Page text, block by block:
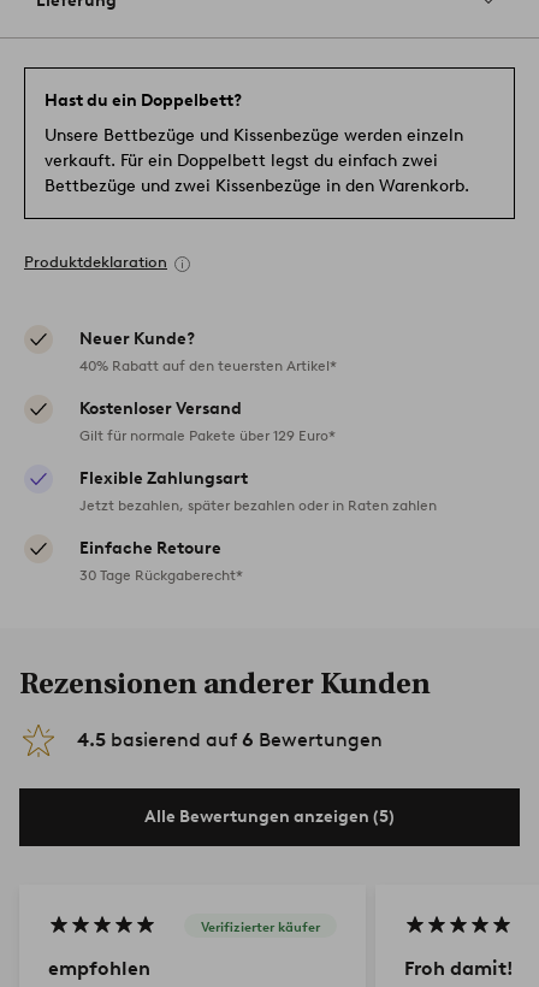
Hast du ein Doppelbett?
Unsere Bettbezüge und Kissenbezüge werden einzeln
verkauft. Für ein Doppelbett legst du einfach zwei
Bettbezüge und zwei Kissenbezüge in den Warenkorb.
Produktdeklaration
Neuer Kunde?
40% Rabatt auf den teuersten Artikel*
Kostenloser Versand
Gilt für normale Pakete über 129 Euro*
Flexible Zahlungsart
Jetzt bezahlen, später bezahlen oder in Raten zahlen
Einfache Retoure
30 Tage Rückgaberecht*
Rezensionen anderer Kunden
4.5 basierend auf 6 Bewertungen
Alle Bewertungen anzeigen (5)
Verifizierter käufer
empfohlen Froh damit!